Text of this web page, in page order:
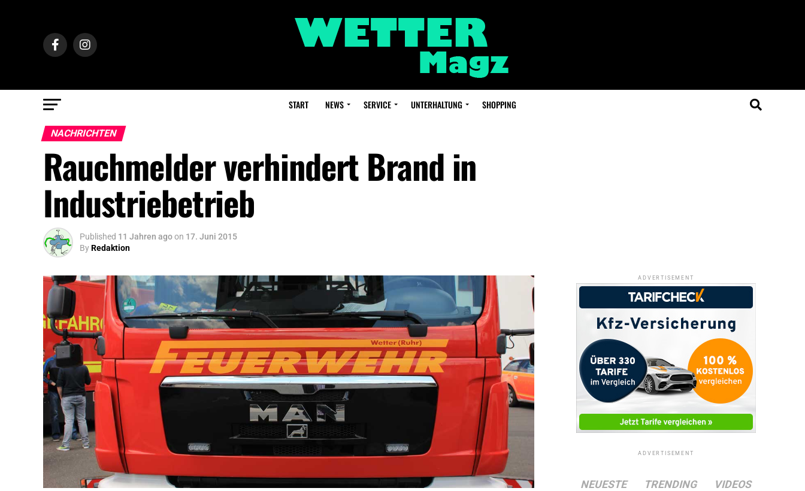
START NEWS SERVICE UNTERHALTUNG SHOPPING
NACHRICHTEN
Rauchmelder verhindert Brand in
Industriebetrieb
Published 11 Jahren agoon 17. Juni 2015
ByRedaktion
ADVERTISEMENT
ADVERTISEMENT
NEUESTE TRENDING VIDEOS